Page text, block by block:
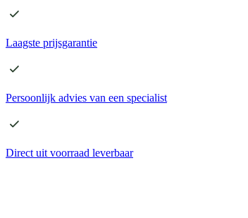
Laagste prijsgarantie
Persoonlijk advies van een specialist
Direct uit voorraad leverbaar